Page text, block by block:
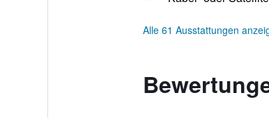
Alle 61 Ausstattungen